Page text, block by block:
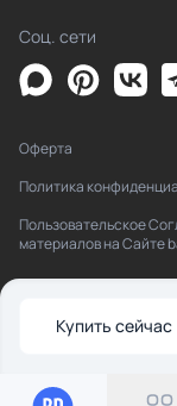
Купить сейчас
Соц. сети
Оферта
Политика
Пользовательское
материалов на Сайте